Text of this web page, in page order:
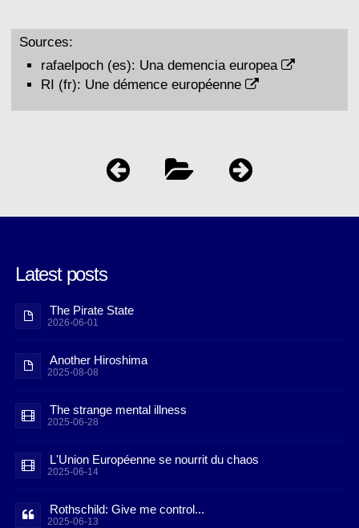
Sources:
rafaelpoch (es): Una demencia europea
RI (fr): Une démence européenne
Latest posts
The Pirate State
2026-06-01
Another Hiroshima
2025-08-08
The strange mental illness
2025-06-28
L'Union Européenne se nourrit du chaos
2025-06-14
Rothschild: Give me control...
2025-06-13